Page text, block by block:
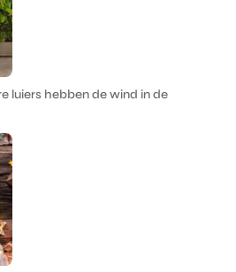
luiers hebben de wind in de